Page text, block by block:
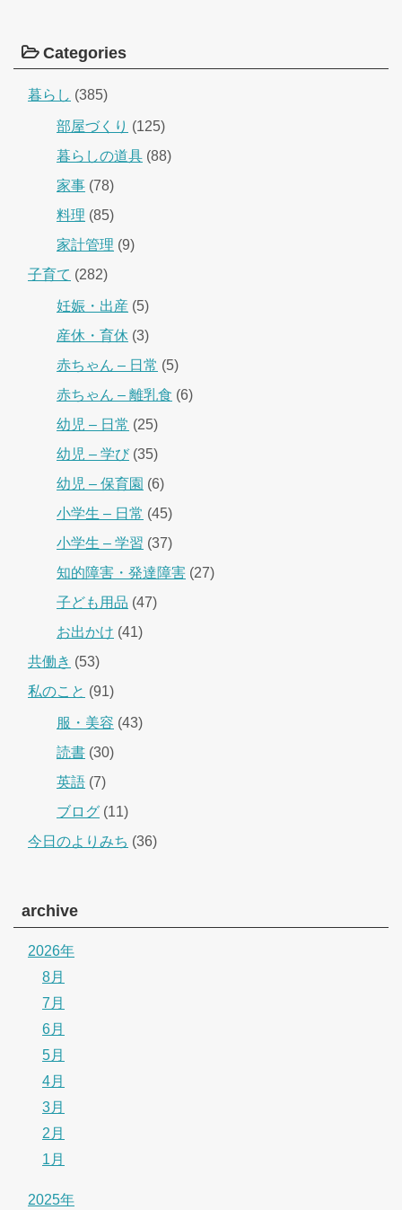
Categories
暮らし (385)
部屋づくり (125)
暮らしの道具 (88)
家事 (78)
料理 (85)
家計管理 (9)
子育て (282)
妊娠・出産 (5)
産休・育休 (3)
赤ちゃん – 日常 (5)
赤ちゃん – 離乳食 (6)
幼児 – 日常 (25)
幼児 – 学び(35)
幼児 – 保育園 (6)
小学生 – 日常 (45)
小学生 – 学習 (37)
知的障害・発達障害 (27)
子ども用品 (47)
お出かけ (41)
共働き (53)
私のこと (91)
服・美容 (43)
読書 (30)
英語 (7)
ブログ (11)
今日のよりみち (36)
archive
2026年
8月
7月
6月
5月
4月
3月
2月
1月
2025年